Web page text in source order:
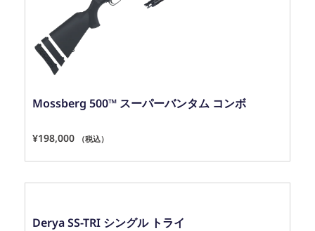
Mossberg 500™ スーパーバンタム コンボ
¥198,000 （税込）
Derya SS-TRI シングル トライ